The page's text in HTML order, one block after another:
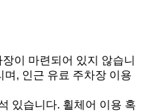
이 마련되어 있지 않습니
, 인근 유료 주차장 이용
있습니다. 휠체어 이용 혹